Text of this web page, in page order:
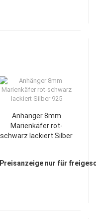
Kunden
Anhänger 8mm
Marienkäfer rot-
schwarz lackiert Silber
Preisanzeige nur für